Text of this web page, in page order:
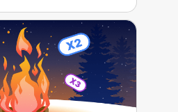
этот кешбэк